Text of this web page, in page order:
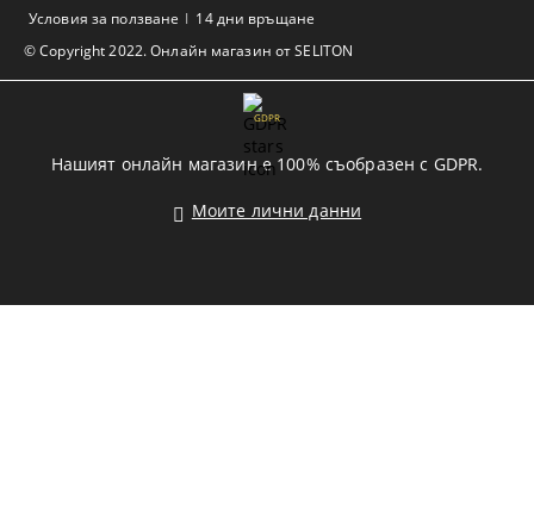
© Copyright 2022. Онлайн магазин от SELITON
Условия за ползване
14 дни връщане
GDPR
Нашият онлайн магазин е 100% съобразен с GDPR.
Моите лични данни